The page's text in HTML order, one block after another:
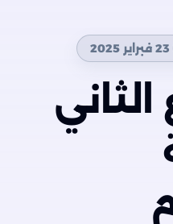
23 فبراير 2025